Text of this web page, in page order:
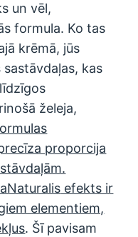
un vēl,
formula. Ko tas
krēmā, jūs
kas
želeja,
proporcija
efekts ir
elementiem,
. Šī pavisam